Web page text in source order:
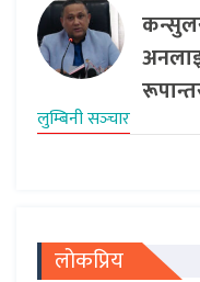
लुम्बिनी सञ्‍चार
लोकप्रिय